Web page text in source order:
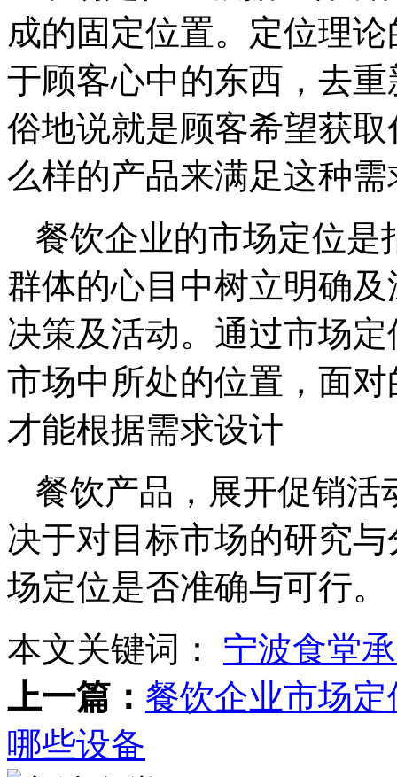
成的固定位置。定位理
于顾客心中的东西，去
俗地说就是顾客希望获
么样的产品来满足这种需
餐饮企业的市场定位是
群体的心目中树立明确
决策及活动。通过市场
市场中所处的位置，面
才能根据需求设计
餐饮产品，展开促销活
决于对目标市场的研究
场定位是否准确与可行。
本文关键词： 宁波食堂
上一篇： 餐饮企业市场
哪些设备